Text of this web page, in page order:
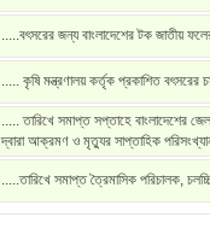
.....বৎসরের জন্য বাংলাদেশের টক জাতীয়
..... কৃষি মন্ত্রণালয় কর্তৃক প্রকাশিত বৎসরের
..... তারিখে সমাপ্ত সপ্তাহে বাংলাদেশের
দ্বারা আক্রমণ ও মৃত্যুর সাপ্তাহিক
.....তারিখে সমাপ্ত ত্রৈমাসিক পরিচালক,